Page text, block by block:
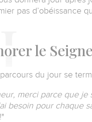
pas d’obéissance
le
du jour se
merci parce que je
besoin pour chaque
"